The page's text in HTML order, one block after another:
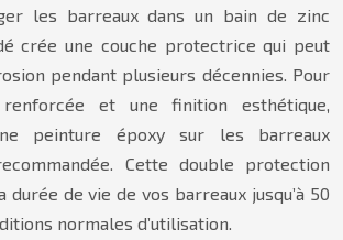
les barreaux dans un bain de zinc
crée une couche protectrice qui peut
pendant plusieurs décennies. Pour
et une finition esthétique,
peinture époxy sur les barreaux
Cette double protection
de vie de vos barreaux jusqu’à 50
normales d’utilisation.